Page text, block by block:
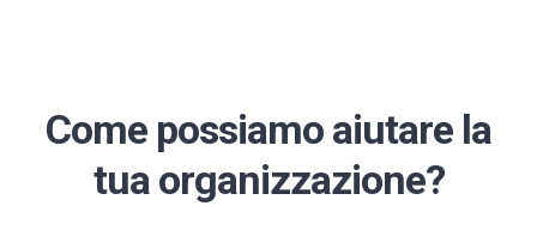
Come possiamo aiutare la
tua organizzazione?